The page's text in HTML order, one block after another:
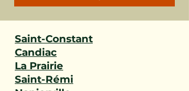
Saint-Constant
Candiac
La Prairie
Saint-Rémi